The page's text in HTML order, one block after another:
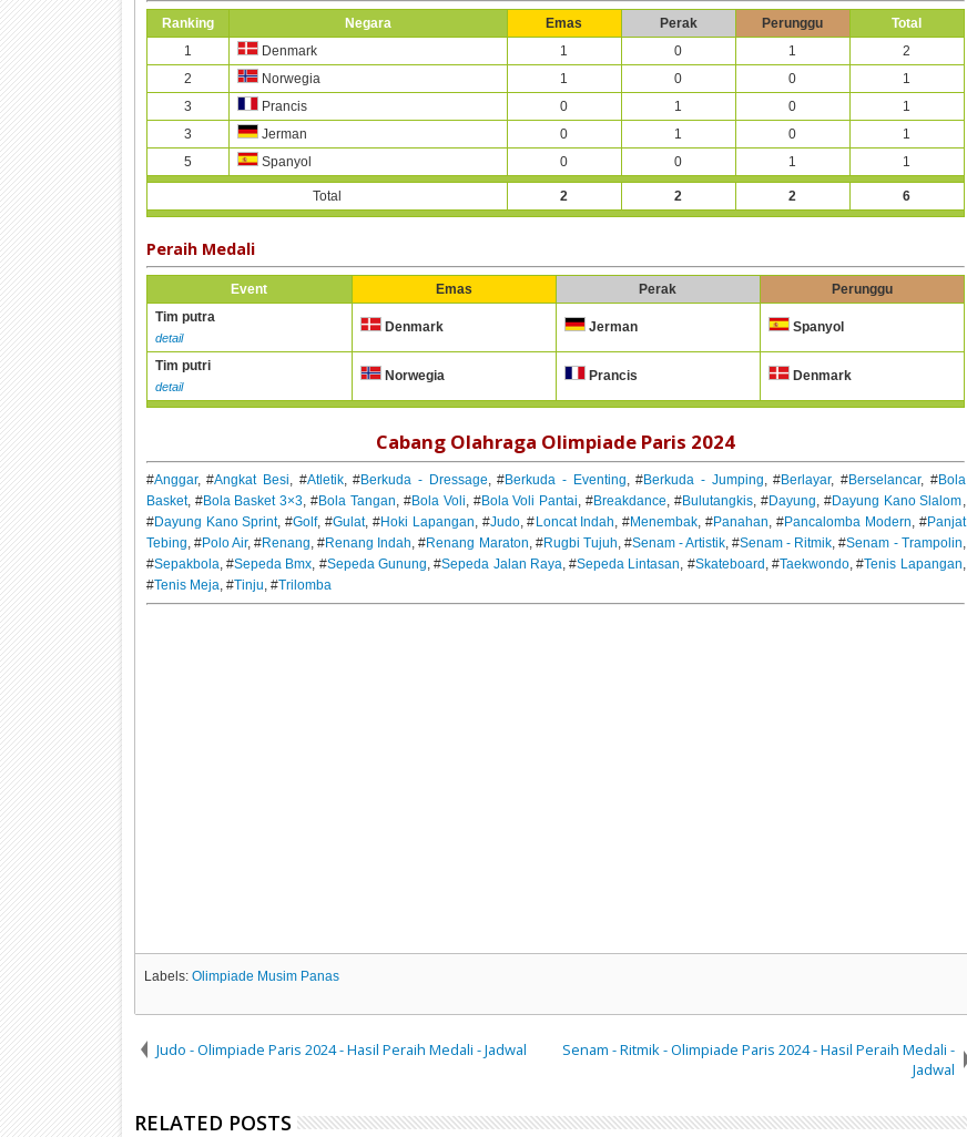
Ranking Negara Emas Perak Perunggu
Total
1
Denmark 1 0 1
2
2
Norwegia 1 0 0
1
3
Prancis 0 1 0
1
3
Jerman 0 1 0
1
5
Spanyol 0 0 1 1
Total 2 2 2 6
Peraih Medali
Event Emas Perak
Perunggu
Tim putra
detail
Denmark Jerman Spanyol
Tim putri
detail
Norwegia Prancis Denmark
Cabang Olahraga Olimpiade Paris 2024
#Anggar, #Angkat Besi , #Atletik, #Berkuda - Dressage , #Berkuda - Eventing , #Berkuda - Jumping , #Berlayar, #Berselancar, #Bola
Basket, #Bola Basket 3×3 , #Bola Tangan , #Bola Voli , #Bola Voli Pantai , #Breakdance , #Bulutangkis , #Dayung , #Dayung Kano Slalom
#Dayung Kano Sprint, #Golf, #Gulat, #Hoki Lapangan , #Judo, #Loncat Indah , #Menembak , #Panahan , #Pancalomba Modern , #Panjat
Tebing , #Polo Air, #Renang , #Renang Indah , #Renang Maraton , #Rugbi Tujuh , #Senam - Artistik , #Senam - Ritmik , #Senam - Trampolin
#Sepakbola , #Sepeda Bmx , #Sepeda Gunung , #Sepeda Jalan Raya , #Sepeda Lintasan , #Skateboard , #Taekwondo , #Tenis Lapangan
#Tenis Meja , #Tinju , #Trilomba
Labels: Olimpiade Musim Panas
Judo - Olimpiade Paris 2024 - Hasil Peraih Medali - Jadwal
Senam - Ritmik - Olimpiade Paris 2024 - Hasil Peraih Medali -
Jadwal
RELATED POSTS